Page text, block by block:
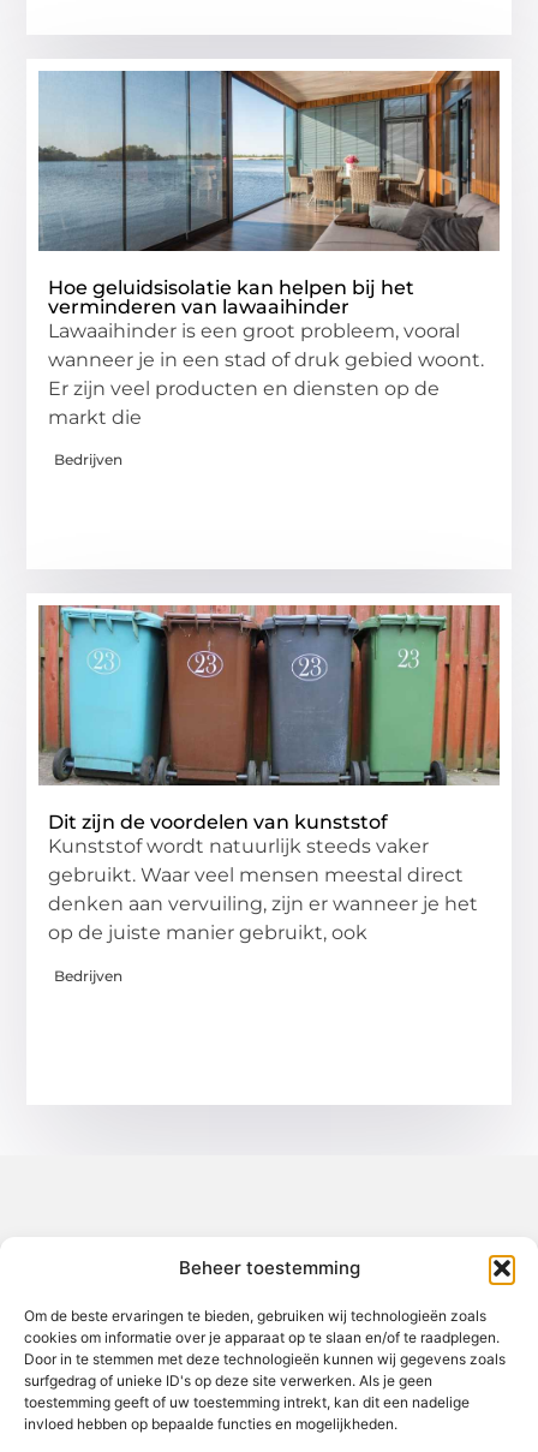
Beheer toestemming
Om de beste ervaringen te bieden, gebruiken wij technologieën zoals
cookies om informatie over je apparaat op te slaan en/of te raadplegen.
Door in te stemmen met deze technologieën kunnen wij gegevens zoals
surfgedrag of unieke ID's op deze site verwerken. Als je geen
toestemming geeft of uw toestemming intrekt, kan dit een nadelige
invloed hebben op bepaalde functies en mogelijkheden.
Hoe geluidsisolatie kan helpen bij het
verminderen van lawaaihinder
Lawaaihinder is een groot probleem, vooral
wanneer je in een stad of druk gebied woont.
Er zijn veel producten en diensten op de
markt die
Bedrijven
Dit zijn de voordelen van kunststof
Kunststof wordt natuurlijk steeds vaker
gebruikt. Waar veel mensen meestal direct
denken aan vervuiling, zijn er wanneer je het
op de juiste manier gebruikt, ook
Bedrijven
Jouw gids voor inspiratie en tips uit het dagelijks leven.
Ontdek een brede verzameling blogs en artikelen die je helpen
om het meeste uit elke dag te halen, met praktische adviezen
en verrassende inzichten.
Bericht categorie